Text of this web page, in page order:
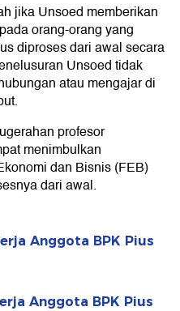
jika Unsoed memberikan
orang-orang yang
diproses dari awal secara
Unsoed tidak
atau mengajar di
profesor
menimbulkan
dan Bisnis (FEB)
dari awal.
Anggota BPK Pius
Anggota BPK Pius